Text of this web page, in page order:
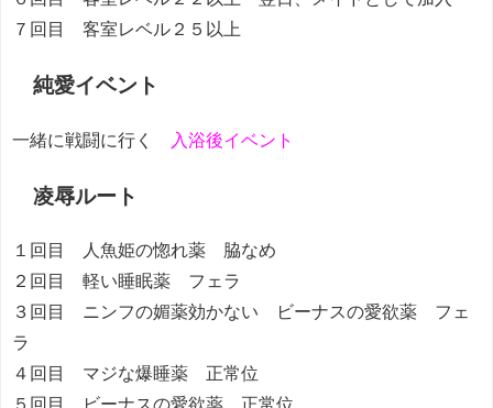
７回目 客室レベル２５以上
純愛イベント
一緒に戦闘に行く 入浴後イベント
凌辱ルート
１回目 人魚姫の惚れ薬 脇なめ
２回目 軽い睡眠薬 フェラ
３回目 ニンフの媚薬効かない ビーナスの愛欲薬 フェ
ラ
４回目 マジな爆睡薬 正常位
５回目 ビーナスの愛欲薬 正常位